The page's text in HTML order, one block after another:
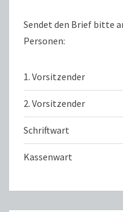
Sendet den Brief bitte
Personen:
1. Vorsitzender
2. Vorsitzender
Schriftwart
Kassenwart